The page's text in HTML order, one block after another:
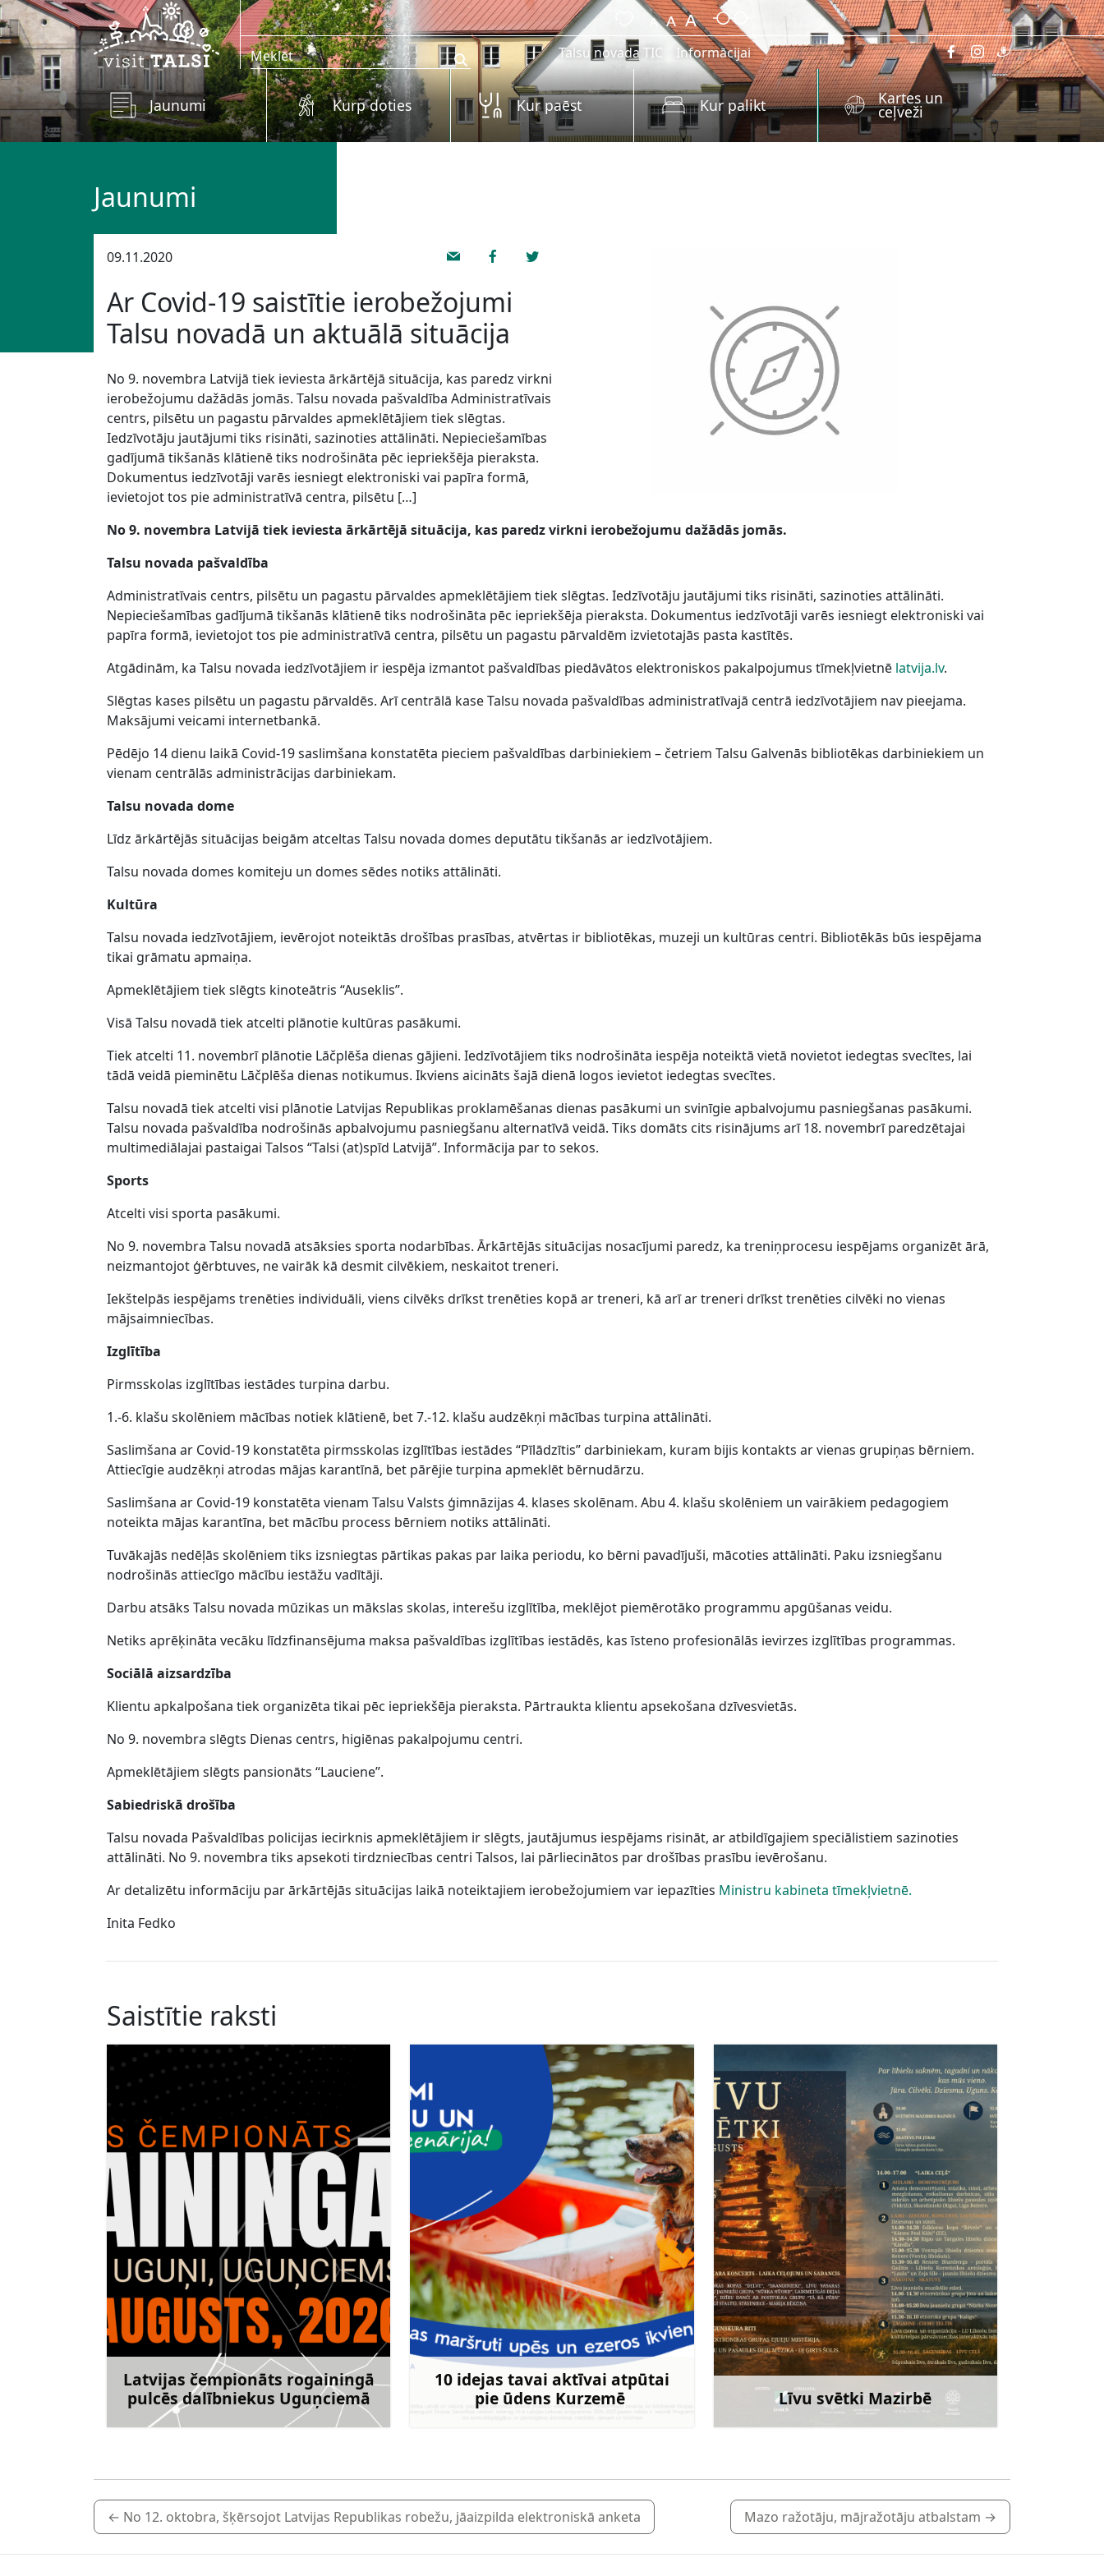
Skip to main content
Talsu novada TIC Informācijai
Jaunumi Kurp doties Kur paēst Kur palikt Kartes un
ceļveži
Jaunumi
09.11.2020
Ar Covid-19 saistītie ierobežojumi
Talsu novadā un aktuālā situācija
No 9. novembra Latvijā tiek ieviesta ārkārtējā situācija, kas paredz virkni
ierobežojumu dažādās jomās. Talsu novada pašvaldība Administratīvais
centrs, pilsētu un pagastu pārvaldes apmeklētājiem tiek slēgtas.
Iedzīvotāju jautājumi tiks risināti, sazinoties attālināti. Nepieciešamības
gadījumā tikšanās klātienē tiks nodrošināta pēc iepriekšēja pieraksta.
Dokumentus iedzīvotāji varēs iesniegt elektroniski vai papīra formā,
ievietojot tos pie administratīvā centra, pilsētu […]
No 9. novembra Latvijā tiek ieviesta ārkārtējā situācija, kas paredz virkni ierobežojumu dažādās jomās.
Talsu novada pašvaldība
Administratīvais centrs, pilsētu un pagastu pārvaldes apmeklētājiem tiek slēgtas. Iedzīvotāju jautājumi tiks risināti, sazinoties attālināti.
Nepieciešamības gadījumā tikšanās klātienē tiks nodrošināta pēc iepriekšēja pieraksta. Dokumentus iedzīvotāji varēs iesniegt elektroniski vai
papīra formā, ievietojot tos pie administratīvā centra, pilsētu un pagastu pārvaldēm izvietotajās pasta kastītēs.
Atgādinām, ka Talsu novada iedzīvotājiem ir iespēja izmantot pašvaldības piedāvātos elektroniskos pakalpojumus tīmekļvietnē latvija.lv.
Slēgtas kases pilsētu un pagastu pārvaldēs. Arī centrālā kase Talsu novada pašvaldības administratīvajā centrā iedzīvotājiem nav pieejama.
Maksājumi veicami internetbankā.
Pēdējo 14 dienu laikā Covid-19 saslimšana konstatēta pieciem pašvaldības darbiniekiem – četriem Talsu Galvenās bibliotēkas darbiniekiem un
vienam centrālās administrācijas darbiniekam.
Talsu novada dome
Līdz ārkārtējās situācijas beigām atceltas Talsu novada domes deputātu tikšanās ar iedzīvotājiem.
Talsu novada domes komiteju un domes sēdes notiks attālināti.
Kultūra
Talsu novada iedzīvotājiem, ievērojot noteiktās drošības prasības, atvērtas ir bibliotēkas, muzeji un kultūras centri. Bibliotēkās būs iespējama
tikai grāmatu apmaiņa.
Apmeklētājiem tiek slēgts kinoteātris “Auseklis”.
Visā Talsu novadā tiek atcelti plānotie kultūras pasākumi.
Tiek atcelti 11. novembrī plānotie Lāčplēša dienas gājieni. Iedzīvotājiem tiks nodrošināta iespēja noteiktā vietā novietot iedegtas svecītes, lai
tādā veidā pieminētu Lāčplēša dienas notikumus. Ikviens aicināts šajā dienā logos ievietot iedegtas svecītes.
Talsu novadā tiek atcelti visi plānotie Latvijas Republikas proklamēšanas dienas pasākumi un svinīgie apbalvojumu pasniegšanas pasākumi.
Talsu novada pašvaldība nodrošinās apbalvojumu pasniegšanu alternatīvā veidā. Tiks domāts cits risinājums arī 18. novembrī paredzētajai
multimediālajai pastaigai Talsos “Talsi (at)spīd Latvijā”. Informācija par to sekos.
Sports
Atcelti visi sporta pasākumi.
No 9. novembra Talsu novadā atsāksies sporta nodarbības. Ārkārtējās situācijas nosacījumi paredz, ka treniņprocesu iespējams organizēt ārā,
neizmantojot ģērbtuves, ne vairāk kā desmit cilvēkiem, neskaitot treneri.
Iekštelpās iespējams trenēties individuāli, viens cilvēks drīkst trenēties kopā ar treneri, kā arī ar treneri drīkst trenēties cilvēki no vienas
mājsaimniecības.
Izglītība
Pirmsskolas izglītības iestādes turpina darbu.
1.-6. klašu skolēniem mācības notiek klātienē, bet 7.-12. klašu audzēkņi mācības turpina attālināti.
Saslimšana ar Covid-19 konstatēta pirmsskolas izglītības iestādes “Pīlādzītis” darbiniekam, kuram bijis kontakts ar vienas grupiņas bērniem.
Attiecīgie audzēkņi atrodas mājas karantīnā, bet pārējie turpina apmeklēt bērnudārzu.
Saslimšana ar Covid-19 konstatēta vienam Talsu Valsts ģimnāzijas 4. klases skolēnam. Abu 4. klašu skolēniem un vairākiem pedagogiem
noteikta mājas karantīna, bet mācību process bērniem notiks attālināti.
Tuvākajās nedēļās skolēniem tiks izsniegtas pārtikas pakas par laika periodu, ko bērni pavadījuši, mācoties attālināti. Paku izsniegšanu
nodrošinās attiecīgo mācību iestāžu vadītāji.
Darbu atsāks Talsu novada mūzikas un mākslas skolas, interešu izglītība, meklējot piemērotāko programmu apgūšanas veidu.
Netiks aprēķināta vecāku līdzfinansējuma maksa pašvaldības izglītības iestādēs, kas īsteno profesionālās ievirzes izglītības programmas.
Sociālā aizsardzība
Klientu apkalpošana tiek organizēta tikai pēc iepriekšēja pieraksta. Pārtraukta klientu apsekošana dzīvesvietās.
No 9. novembra slēgts Dienas centrs, higiēnas pakalpojumu centri.
Apmeklētājiem slēgts pansionāts “Lauciene”.
Sabiedriskā drošība
Talsu novada Pašvaldības policijas iecirknis apmeklētājiem ir slēgts, jautājumus iespējams risināt, ar atbildīgajiem speciālistiem sazinoties
attālināti. No 9. novembra tiks apsekoti tirdzniecības centri Talsos, lai pārliecinātos par drošības prasību ievērošanu.
Ar detalizētu informāciju par ārkārtējās situācijas laikā noteiktajiem ierobežojumiem var iepazīties Ministru kabineta tīmekļvietnē.
Inita Fedko
Saistītie raksti
Latvijas čempionāts rogainingā
pulcēs dalībniekus Uguņciemā
Uzzināt vairāk
10 idejas tavai aktīvai atpūtai
pie ūdens Kurzemē
Uzzināt vairāk
Līvu svētki Mazirbē
Uzzināt vairāk
← No 12. oktobra, šķērsojot Latvijas Republikas robežu, jāaizpilda elektroniskā anketa Mazo ražotāju, mājražotāju atbalstam →